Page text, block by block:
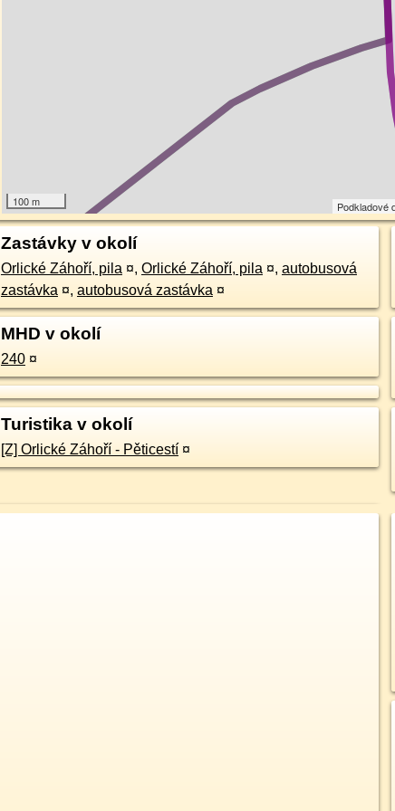
100 m Podkladové
Zastávky v okolí
Orlické Záhoří, pila ¤, Orlické Záhoří, pila ¤, autobusová
zastávka ¤, autobusová zastávka ¤
MHD v okolí
240 ¤
Turistika v okolí
[Z] Orlické Záhoří - Pěticestí ¤